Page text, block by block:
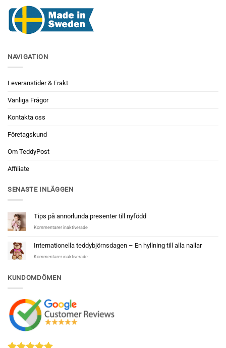
NAVIGATION
Leveranstider & Frakt
Vanliga Frågor
Kontakta oss
Företagskund
Om TeddyPost
Affiliate
SENASTE INLÄGGEN
Tips på annorlunda presenter till nyfödd
Kommentarer inaktiveradeför
på
annorlunda
presenter
Internationella teddybjörnsdagen – En hyllning till alla nallar
Kommentarer inaktiveradeför
nallar
KUNDOMDÖMEN